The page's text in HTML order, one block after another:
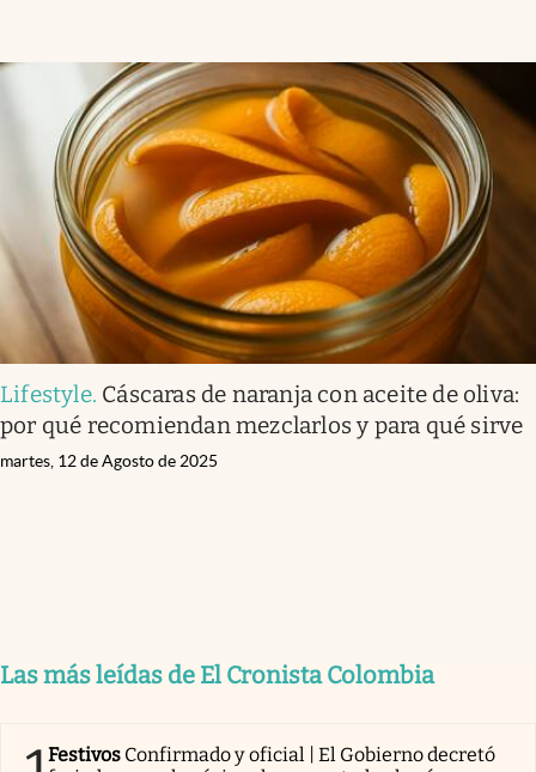
Lifestyle. Cáscaras de naranja con aceite de oliva:
por qué recomiendan mezclarlos y para qué sirve
martes, 12 de Agosto de 2025
Las más leídas de El Cronista Colombia
Festivos Confirmado y oficial | El Gobierno decretó